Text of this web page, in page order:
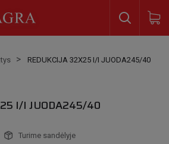
REDUKCIJA 32X25 I/I JUODA245/40
I/I JUODA245/40
Turime sandėlyje